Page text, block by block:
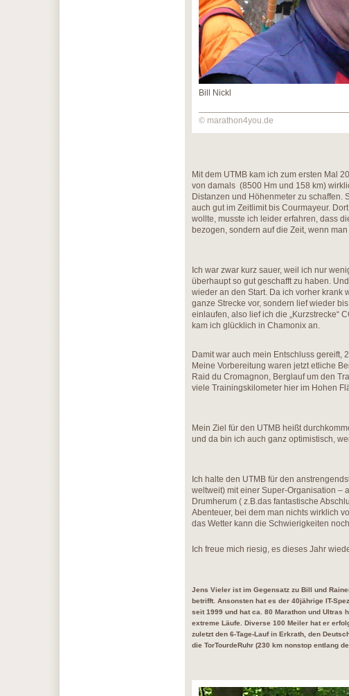
Bill Nickl
© marathon4you.de
Mit dem UTMB kam ich zum ersten Mal
von damals (8500 Hm und 158 km)
Distanzen und Höhenmeter zu schaffen.
auch gut im Zeitlimit bis Courmayeur.
wollte, musste ich leider erfahren, dass
bezogen, sondern auf die Zeit, wenn
Ich war zwar kurz sauer, weil ich nur
überhaupt so gut geschafft zu haben.
wieder an den Start. Da ich vorher krank
ganze Strecke vor, sondern lief wieder
einlaufen, also lief ich die „Kurzstrecke“
kam ich glücklich in Chamonix an.
Damit war auch mein Entschluss gereift,
Meine Vorbereitung waren jetzt etliche
Raid du Cromagnon, Berglauf um den
viele Trainingskilometer hier im Hohen
Mein Ziel für den UTMB heißt
und da bin ich auch ganz optimistisch,
Ich halte den UTMB für den
weltweit) mit einer Super-Organisation –
Drumherum ( z.B.das fantastische
Abenteuer, bei dem man nichts wirklich
das Wetter kann die Schwierigkeiten
Ich freue mich riesig, es dieses Jahr
Jens Vieler ist im Gegensatz zu Bill und
betrifft. Ansonsten hat es der 40jährige IT-
seit 1999 und hat ca. 80 Marathon und Ultras
extreme Läufe. Diverse 100 Meiler hat er
zuletzt den 6-Tage-Lauf in Erkrath, den
die TorTourdeRuhr (230 km nonstop entlang